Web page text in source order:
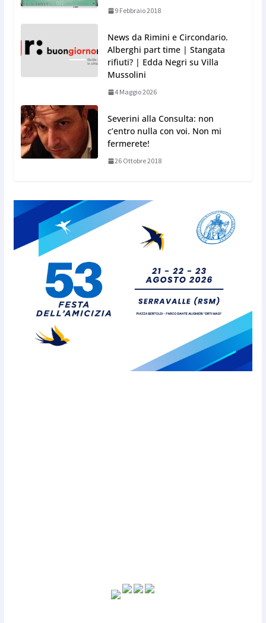
9 Febbraio 2018
News da Rimini e Circondario.
Alberghi part time | Stangata
rifiuti? | Edda Negri su Villa
Mussolini
4 Maggio 2026
Severini alla Consulta: non
c’entro nulla con voi. Non mi
fermerete!
26 Ottobre 2018